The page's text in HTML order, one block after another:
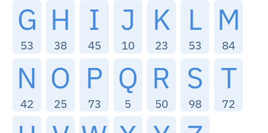
G
53
H
38
I
45
J
10
K
23
L
53
M
84
N
42
O
25
P
73
Q
5
R
50
S
98
T
72